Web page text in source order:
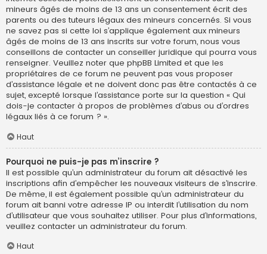
mineurs âgés de moins de 13 ans un consentement écrit des
parents ou des tuteurs légaux des mineurs concernés. Si vous
ne savez pas si cette loi s’applique également aux mineurs
âgés de moins de 13 ans inscrits sur votre forum, nous vous
conseillons de contacter un conseiller juridique qui pourra vous
renseigner. Veuillez noter que phpBB Limited et que les
propriétaires de ce forum ne peuvent pas vous proposer
d’assistance légale et ne doivent donc pas être contactés à ce
sujet, excepté lorsque l’assistance porte sur la question « Qui
dois-je contacter à propos de problèmes d’abus ou d’ordres
légaux liés à ce forum ? ».
Haut
Pourquoi ne puis-je pas m’inscrire ?
Il est possible qu’un administrateur du forum ait désactivé les
inscriptions afin d’empêcher les nouveaux visiteurs de s’inscrire.
De même, il est également possible qu’un administrateur du
forum ait banni votre adresse IP ou interdit l’utilisation du nom
d’utilisateur que vous souhaitez utiliser. Pour plus d’informations,
veuillez contacter un administrateur du forum.
Haut